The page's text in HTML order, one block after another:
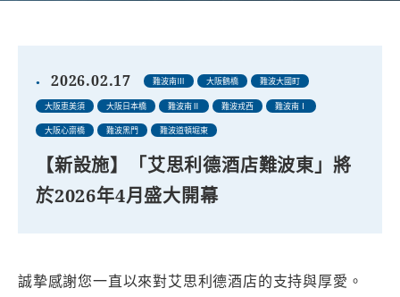
2026.02.17 難波南Ⅲ 大阪鶴橋 難波大國町
大阪恵美須 大阪日本橋 難波南Ⅱ 難波戎西 難波南Ⅰ
大阪心齋橋 難波黑門 難波道頓堀東
【新設施】「艾思利德酒店難波東」將
於2026年4月盛大開幕
誠摯感謝您一直以來對艾思利德酒店的支持與厚愛。